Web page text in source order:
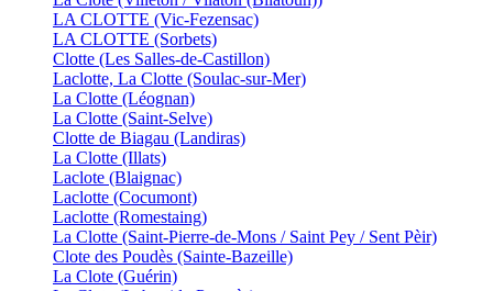
LA CLOTTE (Vic-Fezensac)
LA CLOTTE (Sorbets)
Clotte (Les Salles-de-Castillon)
Laclotte, La Clotte (Soulac-sur-Mer)
La Clotte (Léognan)
La Clotte (Saint-Selve)
Clotte de Biagau (Landiras)
La Clotte (Illats)
Laclote (Blaignac)
Laclotte (Cocumont)
Laclotte (Romestaing)
La Clotte (Saint-Pierre-de-Mons / Saint Pey / Sent Pèir)
Clote des Poudès (Sainte-Bazeille)
La Clote (Guérin)